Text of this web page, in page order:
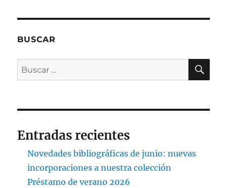
BUSCAR
Buscar
por:
Entradas recientes
Novedades bibliográficas de junio: nuevas
incorporaciones a nuestra colección
Préstamo de verano 2026